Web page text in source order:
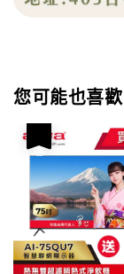
您可能也喜歡